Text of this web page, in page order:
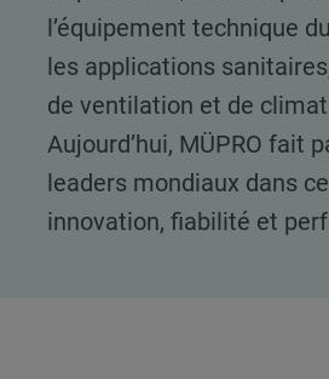
l’équipement technique
les applications
de ventilation et de
Aujourd’hui, MÜPRO fait
leaders mondiaux dans
innovation, fiabilité et